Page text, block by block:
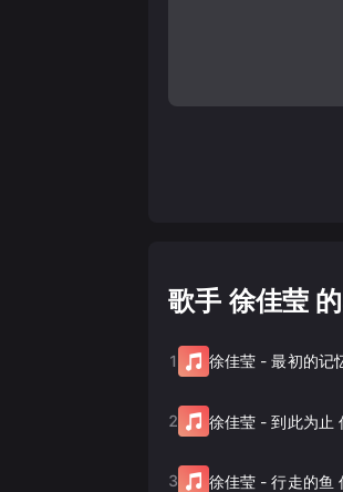
歌手 徐佳莹
1 徐佳莹 -最初的记
2 徐佳莹 -到此为止
3 徐佳莹 -行走的鱼